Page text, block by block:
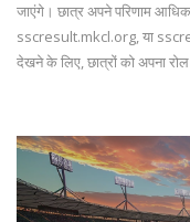
जाएंगे। छात्र अपने परिणाम
sscresult.mkcl.org, या
देखने के लिए, छात्रों को अपना रोल